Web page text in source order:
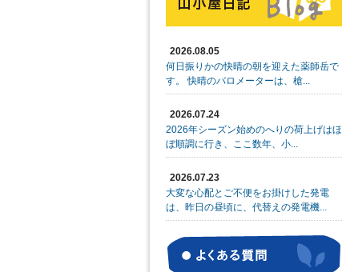
2026.08.05
何日振りかの快晴の朝を迎えた薬師岳で
す。 快晴のバロメーターは、槍...
2026.07.24
2026年シーズン始めのへりの荷上げはほ
ぼ順調に行き、ここ数年、小...
2026.07.23
大変な心配とご不便をお掛けした発電
は、昨日の昼頃に、代替えの発電機...